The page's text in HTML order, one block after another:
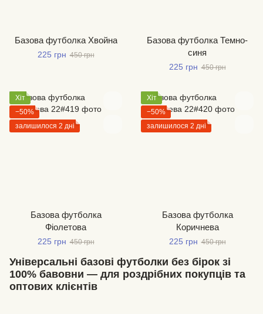
Базова футболка Хвойна
225 грн 450 грн
Базова футболка Темно-
синя
225 грн 450 грн
Хіт
−50%
залишилося 2 дні
Базова футболка
Фіолетова
225 грн 450 грн
Хіт
−50%
залишилося 2 дні
Базова футболка
Коричнева
225 грн 450 грн
Універсальні базові футболки без бірок зі
100% бавовни — для роздрібних покупців та
оптових клієнтів